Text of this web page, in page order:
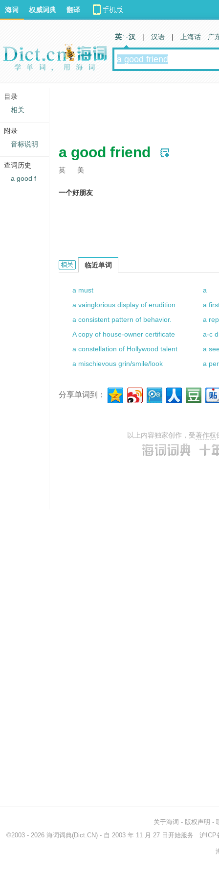
a good friend
英 美
一个好朋友
a good friend的相关资料：
临近单词
a must
a
a vainglorious display of erudition
a
a consistent pattern of behavior.
a
A copy of house-owner certificate
a-c
a constellation of Hollywood talent
a
a mischievous grin/smile/look
a
分享单词到：
以上内容独家创作，受著作权
海词 权威词典 翻译
英 汉 | 汉语 | 上海话 广
关于海词 - 版权声明 -
©2003 - 2026 海词词典(Dict.CN) - 自 2003 年 11 月 27 日开始服务 沪ICP
目录
相关
附录
音标说明
查词历史
a good f